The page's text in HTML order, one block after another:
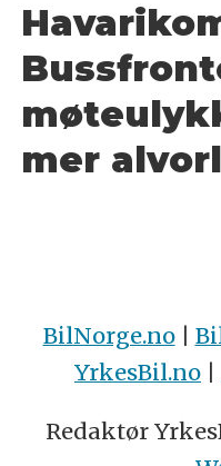
mer
BilNorge.no|
YrkesBil.no |
Redaktør